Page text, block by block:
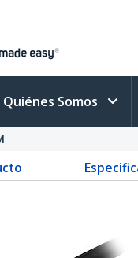
Quiénes Somos